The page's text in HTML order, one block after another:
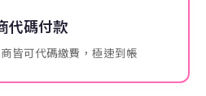
代碼付款
皆可代碼繳費，極速到帳